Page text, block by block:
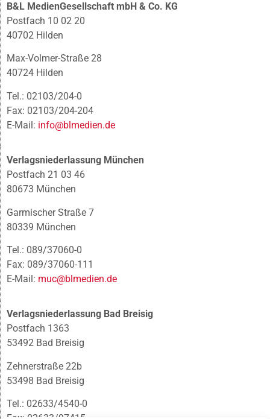
B&L MedienGesellschaft mbH & Co. KG
Postfach 10 02 20
40702 Hilden
Max-Volmer-Straße 28
40724 Hilden
Tel.: 02103/204-0
Fax: 02103/204-204
E-Mail: info@blmedien.de
Verlagsniederlassung München
Postfach 21 03 46
80673 München
Garmischer Straße 7
80339 München
Tel.: 089/37060-0
Fax: 089/37060-111
E-Mail: muc@blmedien.de
Verlagsniederlassung Bad Breisig
Postfach 1363
53492 Bad Breisig
Zehnerstraße 22b
53498 Bad Breisig
Tel.: 02633/4540-0